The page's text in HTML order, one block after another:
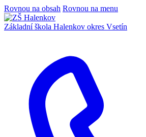
Rovnou na obsah Rovnou na menu
Základní škola Halenkov okres Vsetín